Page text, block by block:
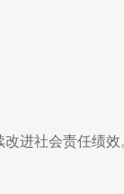
改进社会责任绩效